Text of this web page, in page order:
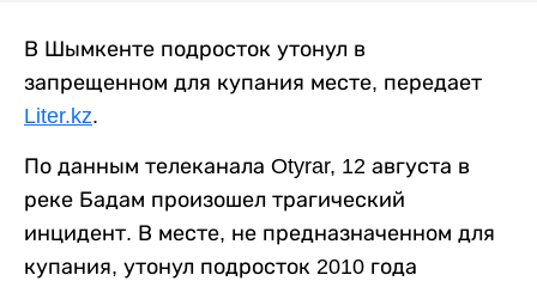
В Шымкенте подросток утонул в
запрещенном для купания месте, передает
Liter.kz.
По данным телеканала Otyrar, 12 августа в
реке Бадам произошел трагический
инцидент. В месте, не предназначенном для
купания, утонул подросток 2010 года